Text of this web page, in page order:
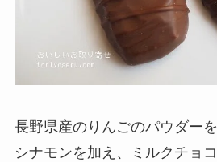
長野県産のりんごのパウダー
シナモンを加え、ミルクチョ